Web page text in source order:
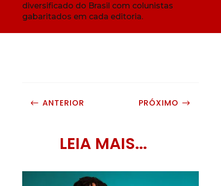
diversificado do Brasil com colunistas
gabaritados em cada editoria.
# ANTERIOR PRÓXIMO $
LEIA MAIS...